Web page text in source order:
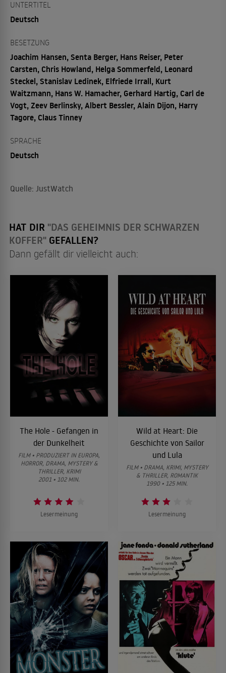
UNTERTITEL
Deutsch
BESETZUNG
Joachim Hansen, Senta Berger, Hans Reiser, Peter
Carsten, Chris Howland, Helga Sommerfeld, Leonard
Steckel, Stanislav Ledinek, Elfriede Irrall, Kurt
Waitzmann, Hans W. Hamacher, Gerhard Hartig, Carl de
Vogt, Zeev Berlinsky, Albert Bessler, Alain Dijon, Harry
Tagore, Claus Tinney
SPRACHE
Deutsch
Quelle: JustWatch
HAT DIR "DAS GEHEIMNIS DER SCHWARZEN
KOFFER" GEFALLEN?
Dann gefällt dir vielleicht auch:
The Hole - Gefangen in
der Dunkelheit
FILM • PRODUZIERT IN EUROPA,
HORROR, DRAMA, MYSTERY &
THRILLER, KRIMI
2001 • 102 MIN.
Lesermeinung
Wild at Heart: Die
Geschichte von Sailor
und Lula
FILM • DRAMA, KRIMI, MYSTERY
& THRILLER, ROMANTIK
1990 • 125 MIN.
Lesermeinung